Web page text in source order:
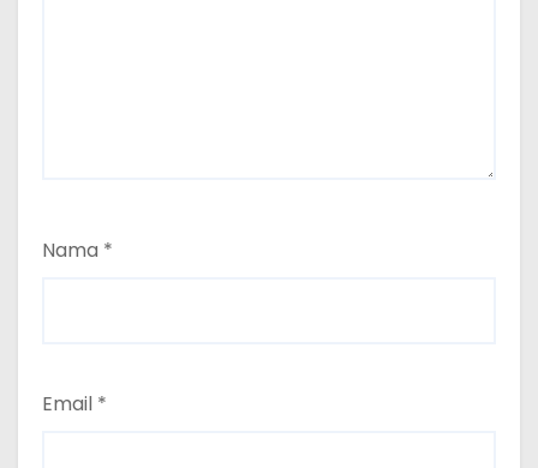
Nama *
Email *